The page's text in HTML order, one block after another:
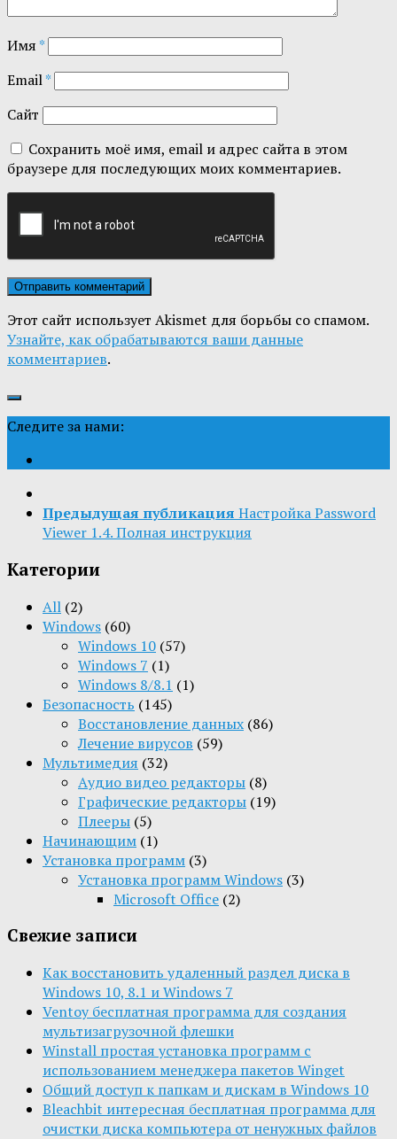
Имя*
Email*
Сайт
Сохранить моё имя, email и адрес сайта в этом
браузере для последующих моих комментариев.
Этот сайт использует Akismet для борьбы со спамом.
Узнайте, как обрабатываются ваши данные
комментариев.
Следите за нами:
Предыдущая публикация Настройка Password
Viewer 1.4. Полная инструкция
Категории
All (2)
Windows (60)
Windows 10 (57)
Windows 7 (1)
Windows 8/8.1 (1)
Безопасность (145)
Восстановление данных (86)
Лечение вирусов (59)
Мультимедия (32)
Aудио видео редакторы (8)
Графические редакторы (19)
Плееры (5)
Начинающим (1)
Установка программ (3)
Установка программ Windows (3)
Microsoft Office (2)
Свежие записи
Как восстановить удаленный раздел диска в
Windows 10, 8.1 и Windows 7
Ventoy бесплатная программа для создания
мультизагрузочной флешки
Winstall простая установка программ с
использованием менеджера пакетов Winget
Общий доступ к папкам и дискам в Windows 10
Bleachbit интересная бесплатная программа для
очистки диска компьютера от ненужных файлов